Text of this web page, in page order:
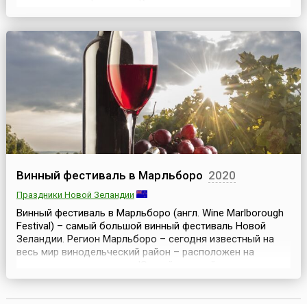
февральских дней, с субботы до понедельника. В
понедельник, день завершения регаты, установлен
национальный праздник. На время состязаний
судоходство...
Винный фестиваль в Марльборо 2020
Праздники Новой Зеландии
Винный фестиваль в Марльборо (англ. Wine Marlborough
Festival) – самый большой винный фестиваль Новой
Зеландии. Регион Марльборо – сегодня известный на
весь мир винодельческий район – расположен на
островов Новой Зеландии. Именно здесь каждый год